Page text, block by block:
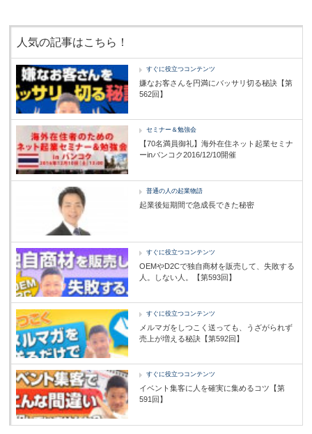
人気の記事はこちら！
すぐに役立つコンテンツ
嫌なお客さんを円満にバッサリ切る秘訣【第
562回】
セミナー＆勉強会
【70名満員御礼】海外在住ネット起業セミナ
ーinバンコク2016/12/10開催
普通の人の起業物語
起業後短期間で急成長できた秘密
すぐに役立つコンテンツ
OEMやD2Cで独自商材を販売して、失敗する
人。しない人。【第593回】
すぐに役立つコンテンツ
メルマガをしつこく送っても、うざがられず
売上が増える秘訣【第592回】
すぐに役立つコンテンツ
イベント集客に人を確実に集めるコツ【第
591回】